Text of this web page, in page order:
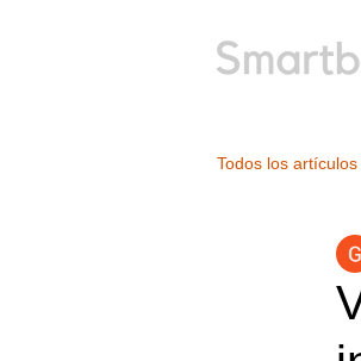
Todos los artículos